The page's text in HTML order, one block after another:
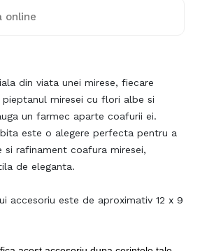
online
din viata unei mirese, fiecare
miresei cu flori albe si
un farmec aparte coafurii ei.
este o alegere perfecta pentru a
si rafinament coafura miresei,
de eleganta.
accesoriu este de aproximativ 12 x 9